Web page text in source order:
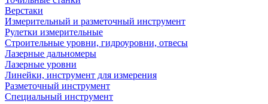
Верстаки
Измерительный и разметочный инструмент
Рулетки измерительные
Строительные уровни, гидроуровни, отвесы
Лазерные дальномеры
Лазерные уровни
Линейки, инструмент для измерения
Разметочный инструмент
Специальный инструмент